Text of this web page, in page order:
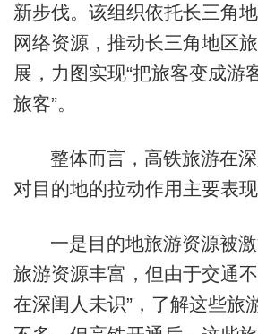
新步伐。该组织依托长三角
网络资源，推动长三角地区
展，力图实现“把旅客变成游
旅客”。
整体而言，高铁旅游在
对目的地的拉动作用主要表现
一是目的地旅游资源被
旅游资源丰富，但由于交通
在深闺人未识”，了解这些旅